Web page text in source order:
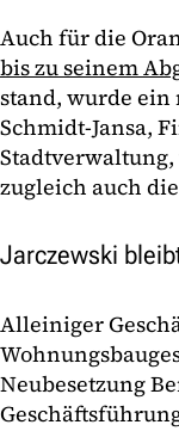
Auch für die
bis zu seinem
stand, wurde ein
Schmidt-Jansa,
zugleich auch
Jarczewski
Alleiniger
Neubesetzung